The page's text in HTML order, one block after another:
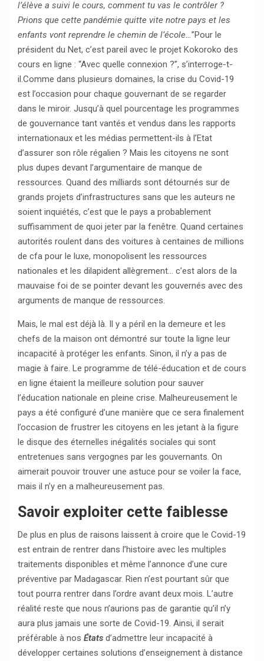
l’élève a suivi le cours, comment tu vas le contrôler ?
Prions que cette pandémie quitte vite notre pays et les
enfants vont reprendre le chemin de l’école…”Pour le
président du Net, c’est pareil avec le projet Kokoroko des
cours en ligne : “Avec quelle connexion ?”, s’interroge-t-
il.Comme dans plusieurs domaines, la crise du Covid-19
est l’occasion pour chaque gouvernant de se regarder
dans le miroir. Jusqu’à quel pourcentage les programmes
de gouvernance tant vantés et vendus dans les rapports
internationaux et les médias permettent-ils à l’Etat
d’assurer son rôle régalien ? Mais les citoyens ne sont
plus dupes devant l’argumentaire de manque de
ressources. Quand des milliards sont détournés sur de
grands projets d’infrastructures sans que les auteurs ne
soient inquiétés, c’est que le pays a probablement
suffisamment de quoi jeter par la fenêtre. Quand certaines
autorités roulent dans des voitures à centaines de millions
de cfa pour le luxe, monopolisent les ressources
nationales et les dilapident allègrement… c’est alors de la
mauvaise foi de se pointer devant les gouvernés avec des
arguments de manque de ressources.
Mais, le mal est déjà là. Il y a péril en la demeure et les
chefs de la maison ont démontré sur toute la ligne leur
incapacité à protéger les enfants. Sinon, il n’y a pas de
magie à faire. Le programme de télé-éducation et de cours
en ligne étaient la meilleure solution pour sauver
l’éducation nationale en pleine crise. Malheureusement le
pays a été configuré d’une manière que ce sera finalement
l’occasion de frustrer les citoyens en les jetant à la figure
le disque des éternelles inégalités sociales qui sont
entretenues sans vergognes par les gouvernants. On
aimerait pouvoir trouver une astuce pour se voiler la face,
mais il n’y en a malheureusement pas.
Savoir exploiter cette faiblesse
De plus en plus de raisons laissent à croire que le Covid-19
est entrain de rentrer dans l’histoire avec les multiples
traitements disponibles et même l’annonce d’une cure
préventive par Madagascar. Rien n’est pourtant sûr que
tout pourra rentrer dans l’ordre avant deux mois. L’autre
réalité reste que nous n’aurions pas de garantie qu’il n’y
aura plus jamais une sorte de Covid-19. Ainsi, il serait
préférable à nos États d’admettre leur incapacité à
développer certaines solutions d’enseignement à distance